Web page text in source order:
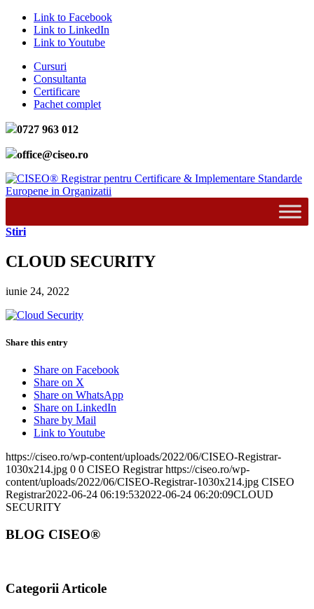
Link to Facebook
Link to LinkedIn
Link to Youtube
Cursuri
Consultanta
Certificare
Pachet complet
0727 963 012
office@ciseo.ro
Stiri
CLOUD SECURITY
iunie 24, 2022
Share this entry
Share on Facebook
Share on X
Share on WhatsApp
Share on LinkedIn
Share by Mail
Link to Youtube
https://ciseo.ro/wp-content/uploads/2022/06/CISEO-Registrar-
1030x214.jpg 0 0 CISEO Registrar https://ciseo.ro/wp-
content/uploads/2022/06/CISEO-Registrar-1030x214.jpg CISEO
Registrar2022-06-24 06:19:532022-06-24 06:20:09CLOUD
SECURITY
BLOG CISEO®
Categorii Articole